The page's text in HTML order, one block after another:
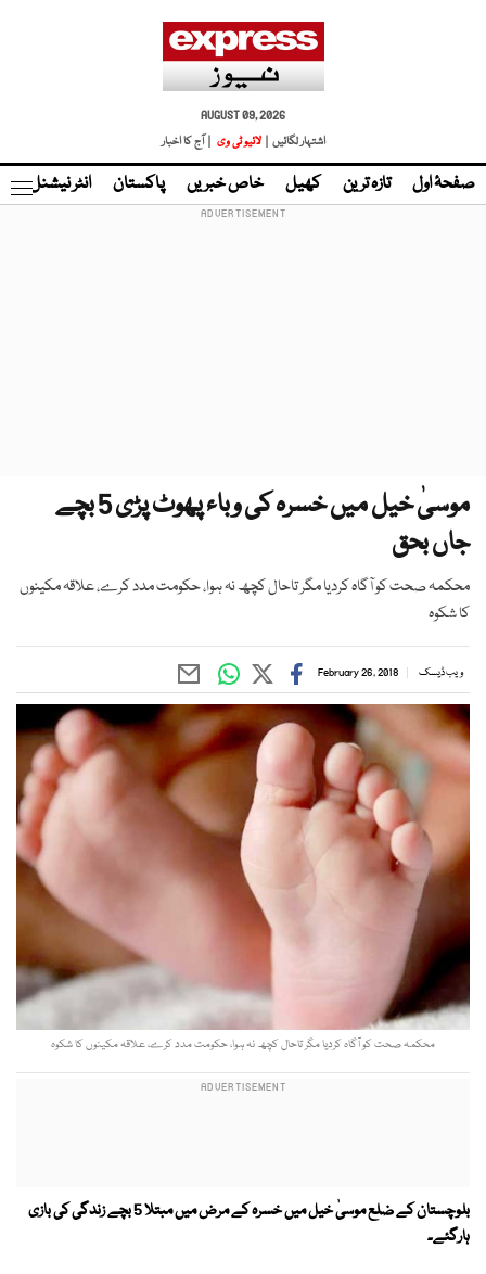
AUGUST 09, 2026
اشتہار لگائیں |
لائیو ٹی وی | آج کا اخبار
صفحۂ اول تازہ ترین کھیل خاص خبریں پاکستان انٹر نیشنل
موسیٰ خیل میں خسرہ کی وباء پھوٹ پڑی 5 بچے
جاں بحق
محکمہ صحت کو آگاہ کردیا مگر تاحال کچھ نہ ہوا، حکومت مدد کرے، علاقہ مکینوں
کا شکوہ
ویب ڈیسک February 26, 2018
محکمہ صحت کو آگاہ کردیا مگر تاحال کچھ نہ ہوا، حکومت مدد کرے، علاقہ مکینوں کا شکوہ
بلوچستان کے ضلع موسیٰ خیل میں خسرہ کے مرض میں مبتلا 5 بچے زندگی کی بازی
ہارگئے۔